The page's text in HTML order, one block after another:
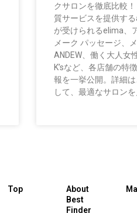
クサロンを徹底比較
質サービスを提供す
が受けられるelima、
メーク パッセージ、
ANDEW、働く大人女
K’sなど、各店舗の特
報を一挙公開。詳細
して、最適なサロンを
Top
About
Best
Finder